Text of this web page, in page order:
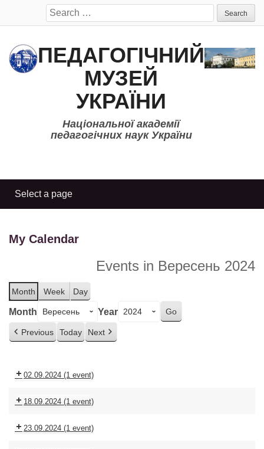
Search
for:
ПЕДАГОГІЧНИЙ
МУЗЕЙ
УКРАЇНИ
Національної академії
педагогічних наук України
My Calendar
Events in Вересень 2024
Month Week Day
Month Year
Previous Today Next
02.09.2024 (1 event)
18.09.2024 (1 event)
23.09.2024 (1 event)